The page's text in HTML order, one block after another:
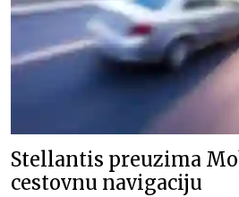
Stellantis preuzima
cestovnu navigaciju